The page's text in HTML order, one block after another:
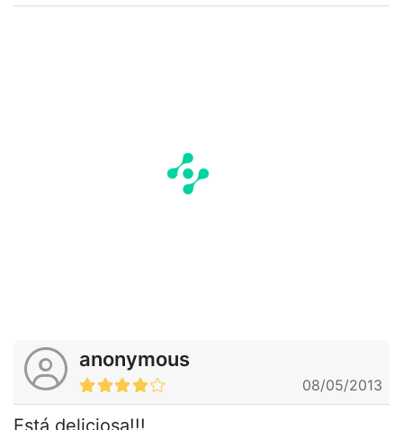
anonymous
08/05/2013
Está deliciosa!!!